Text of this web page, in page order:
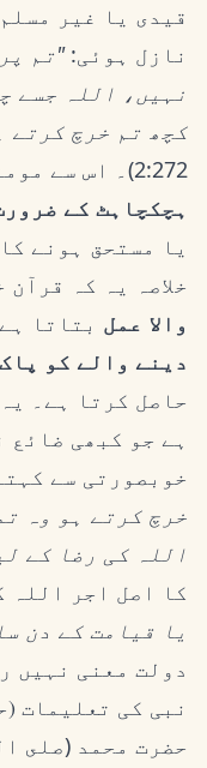
قیدی یا غیر
نازل ہوئی:"تم
نہیں، اللہ جسے
کچھ تم خرچ کرتے
2:272)۔ اس سے مومنوں کو سکھایا گیا کہ
ہچکچاہٹ کے
یا مستحق ہونے
خلاصہ یہ کہ
والا عمل بتاتا
دینے والے کو
حاصل کرتا ہے۔
ہے جو کبھی
خوبصورتی سے
خرچ کرتے ہو وہ
اللہ کی رضا کے
کا اصل اجر
یا قیامت کے دن
دولت معنی نہیں
نبی کی تعلیمات
حضرت محمد (صلى